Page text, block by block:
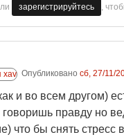
зарегистрируйтесь ,
Опубликовано сб, 27/11/
и во всем другом)
правду но
что бы снять стресс